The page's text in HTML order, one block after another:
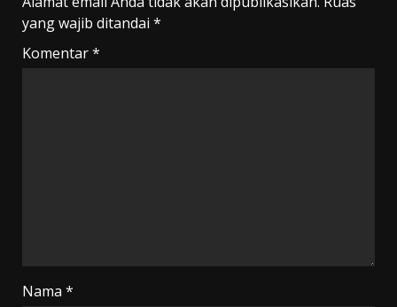
yang wajib ditandai *
Komentar*
Nama *